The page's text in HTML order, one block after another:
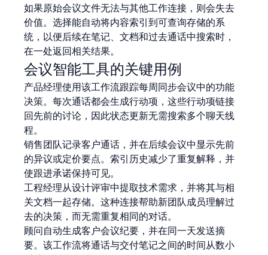
如果原始会议文件无法与其他工作连接，则会失去
价值。选择能自动将内容索引到可查询存储的系
统，以便后续在笔记、文档和过去通话中搜索时，
在一处返回相关结果。
会议智能工具的关键用例
产品经理使用该工作流跟踪每周同步会议中的功能
决策。每次通话都会生成行动项，这些行动项链接
回先前的讨论，因此状态更新无需搜索多个聊天线
程。
销售团队记录客户通话，并在后续会议中显示先前
的异议或定价要点。索引历史减少了重复解释，并
使跟进承诺保持可见。
工程经理从设计评审中提取技术需求，并将其与相
关文档一起存储。这种连接帮助新团队成员理解过
去的决策，而无需重复相同的对话。
顾问自动生成客户会议纪要，并在同一天发送摘
要。该工作流将通话与交付笔记之间的时间从数小